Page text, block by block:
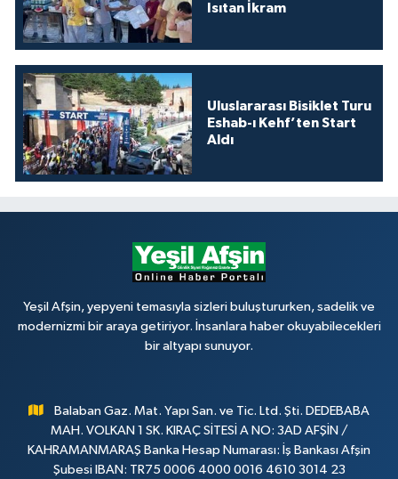
Isıtan İkram
Uluslararası Bisiklet Turu
Eshab-ı Kehf’ten Start
Aldı
Yeşil Afşin, yepyeni temasıyla sizleri buluştururken, sadelik ve
modernizmi bir araya getiriyor. İnsanlara haber okuyabilecekleri
bir altyapı sunuyor.
Balaban Gaz. Mat. Yapı San. ve Tic. Ltd. Şti. DEDEBABA
MAH. VOLKAN 1 SK. KIRAÇ SİTESİ A NO: 3AD AFŞİN /
KAHRAMANMARAŞ Banka Hesap Numarası: İş Bankası Afşin
Şubesi IBAN: TR75 0006 4000 0016 4610 3014 23